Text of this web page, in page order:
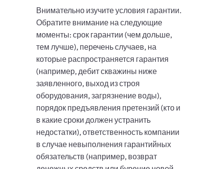
Внимательно изучите условия гарантии.
Обратите внимание на следующие
моменты: срок гарантии (чем дольше,
тем лучше), перечень случаев, на
которые распространяется гарантия
(например, дебит скважины ниже
заявленного, выход из строя
оборудования, загрязнение воды),
порядок предъявления претензий (кто и
в какие сроки должен устранить
недостатки), ответственность компании
в случае невыполнения гарантийных
обязательств (например, возврат